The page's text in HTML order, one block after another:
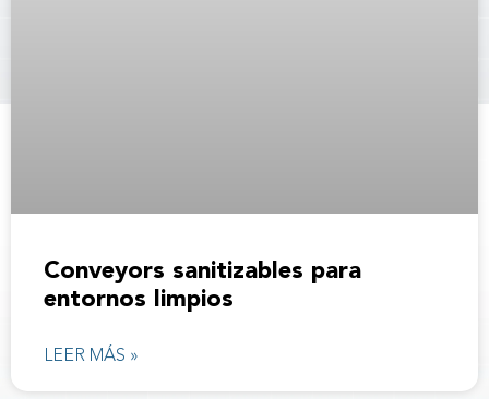
Conveyors sanitizables para
entornos limpios
LEER MÁS »